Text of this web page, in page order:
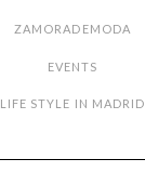
ZAMORADEMODA
EVENTS
LIFE STYLE IN MADRID